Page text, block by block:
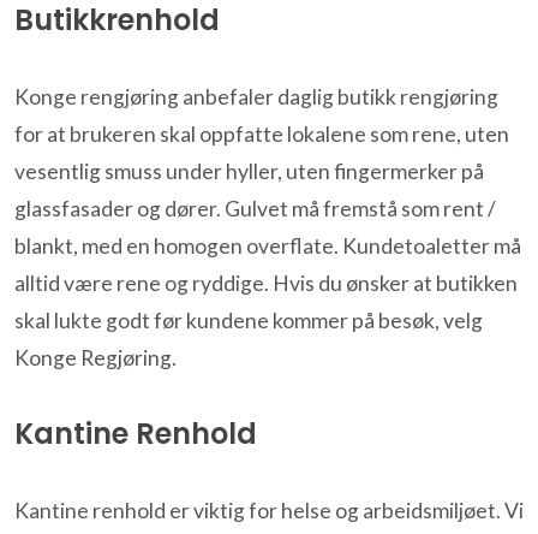
Butikkrenhold
Konge rengjøring anbefaler daglig butikk rengjøring
for at brukeren skal oppfatte lokalene som rene, uten
vesentlig smuss under hyller, uten fingermerker på
glassfasader og dører. Gulvet må fremstå som rent /
blankt, med en homogen overflate. Kundetoaletter må
alltid være rene og ryddige. Hvis du ønsker at butikken
skal lukte godt før kundene kommer på besøk, velg
Konge Regjøring.
Kantine Renhold
Kantine renhold er viktig for helse og arbeidsmiljøet. Vi